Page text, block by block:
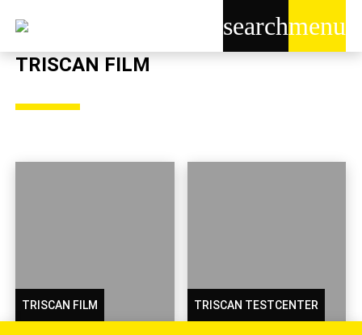
searchmenu
TRISCAN FILM
TRISCAN FILM TRISCAN TESTCENTER